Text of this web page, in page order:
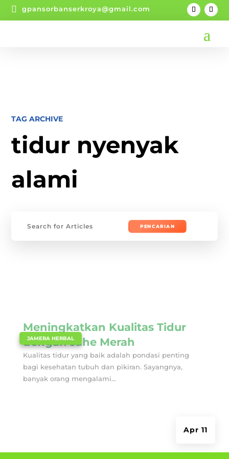
 gpansorbanserkroya@gmail.com
TAG ARCHIVE
tidur nyenyak
alami
Meningkatkan Kualitas Tidur
dengan Jahe Merah
Apr 11
JAMERA HERBAL
Kualitas tidur yang baik adalah pondasi penting
bagi kesehatan tubuh dan pikiran. Sayangnya,
banyak orang mengalami...